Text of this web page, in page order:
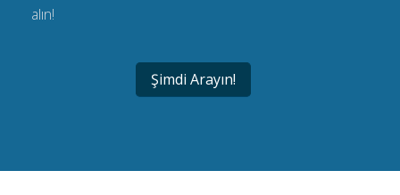
alın!
Şimdi Arayın!